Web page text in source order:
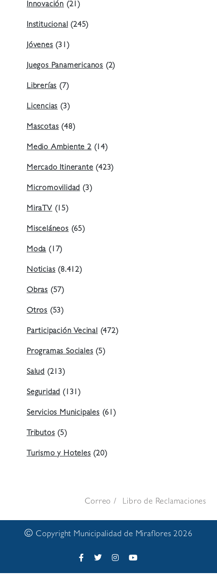
Innovación (21)
Institucional (245)
Jóvenes (31)
Juegos Panamericanos (2)
Librerías (7)
Licencias (3)
Mascotas (48)
Medio Ambiente 2(14)
Mercado Itinerante (423)
Micromovilidad (3)
MiraTV (15)
Misceláneos (65)
Moda (17)
Noticias (8.412)
Obras (57)
Otros (53)
Participación Vecinal (472)
Programas Sociales (5)
Salud (213)
Seguridad (131)
Servicios Municipales (61)
Tributos (5)
Turismo y Hoteles (20)
Correo Libro de Reclamaciones
© Copyright Municipalidad de Miraflores 2026